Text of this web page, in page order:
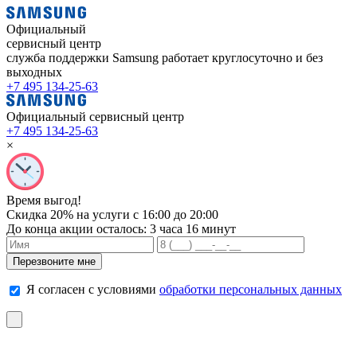
Официальный
сервисный центр
служба поддержки Samsung работает круглосуточно и без
выходных
+7 495 134-25-63
Официальный сервисный центр
+7 495 134-25-63
×
Время выгод!
Скидка 20% на услуги с 16:00 до 20:00
До конца акции осталось: 3 часа 16 минут
Я согласен с условиями обработки персональных данных